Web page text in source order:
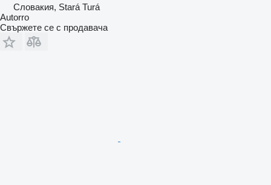
Словакия, Stará Turá
Autorro
Свържете се с продавача